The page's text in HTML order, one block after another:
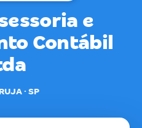
e
Contábil
· SP